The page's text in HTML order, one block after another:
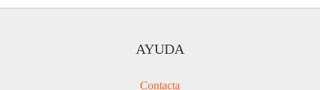
AYUDA
Contacta